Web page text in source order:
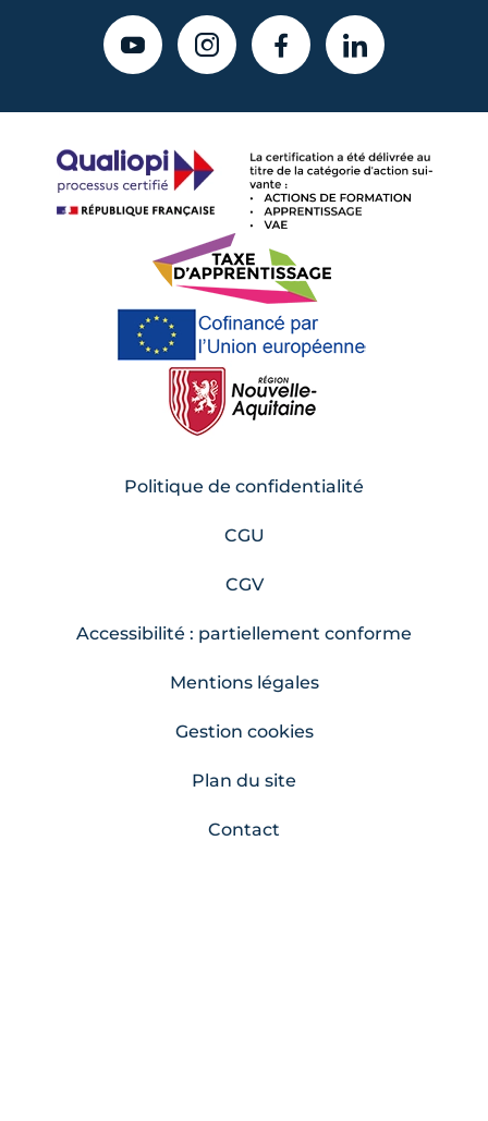
YOUTUBEINSTAGRAMFACEBOOKLINKEDIN
Politique de confidentialité
CGU
CGV
Accessibilité : partiellement conforme
Mentions légales
Gestion cookies
Plan du site
Contact